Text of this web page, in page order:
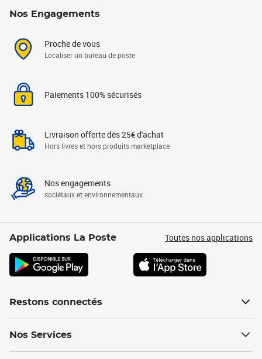
Nos Engagements
Proche de vous
Localiser un bureau de poste
Paiements 100% sécurisés
Livraison offerte dès 25€ d'achat
Hors livres et hors produits marketplace
Nos engagements
sociétaux et environnementaux
Applications La Poste Toutes nos applications
Restons connectés
Nos Services